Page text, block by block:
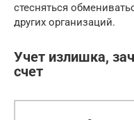
стесняться
других организаций.
Учет излишка,
счет